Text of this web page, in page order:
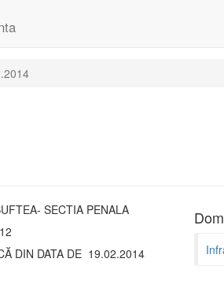
SECTIA PENALA
DIN DATA DE 19.02.2014